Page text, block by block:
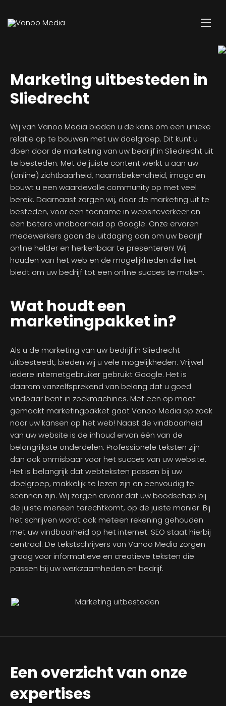
Marketing uitbesteden in
Sliedrecht
Wij van Vanoo Media bieden u de kans om een unieke
relatie op te bouwen met uw doelgroep. Dit kunt u
doen door de marketing van uw bedrijf in Sliedrecht uit
te besteden. Met de juiste content werkt u aan uw
(online) zichtbaarheid, naamsbekendheid, imago en
bouwt u een waardevolle community op met veel
bereik. Daarnaast zorgen wij, door de marketing uit te
besteden, voor een toename in websiteverkeer en
een betere vindbaarheid op Google. Onze ervaren
medewerkers gaan de uitdaging aan om uw bedrijf
online helder en herkenbaar te presenteren! Wij
houden van het web en de mogelijkheden die het
biedt om uw bedrijf tot een online succes te maken.
Wat houdt een
marketingpakket in?
Als u de marketing van uw bedrijf in Sliedrecht
uitbesteedt, bieden wij u vele mogelijkheden. Vrijwel
iedere internetgebruiker gebruikt Google. Het is
daarom vanzelfsprekend van belang dat u goed
vindbaar bent in zoekmachines. Met een op maat
gemaakt marketingpakket gaat Vanoo Media op zoek
naar uw kansen op het web! Naast de vindbaarheid
van uw website is de inhoud ervan één van de
belangrijkste onderdelen. Professionele teksten zijn
dan ook onmisbaar voor het succes van uw website.
Het is belangrijk dat webteksten passen bij uw
doelgroep, makkelijk te lezen zijn en eenvoudig te
scannen zijn. Wij zorgen ervoor dat uw boodschap bij
de juiste mensen terechtkomt, op de juiste manier. Bij
het schrijven wordt ook meteen rekening gehouden
met uw vindbaarheid op het internet. SEO staat hierbij
centraal. De tekstschrijvers van Vanoo Media zorgen
graag voor informatieve en creatieve teksten die
passen bij uw werkzaamheden en bedrijf.
Een overzicht van onze
expertises